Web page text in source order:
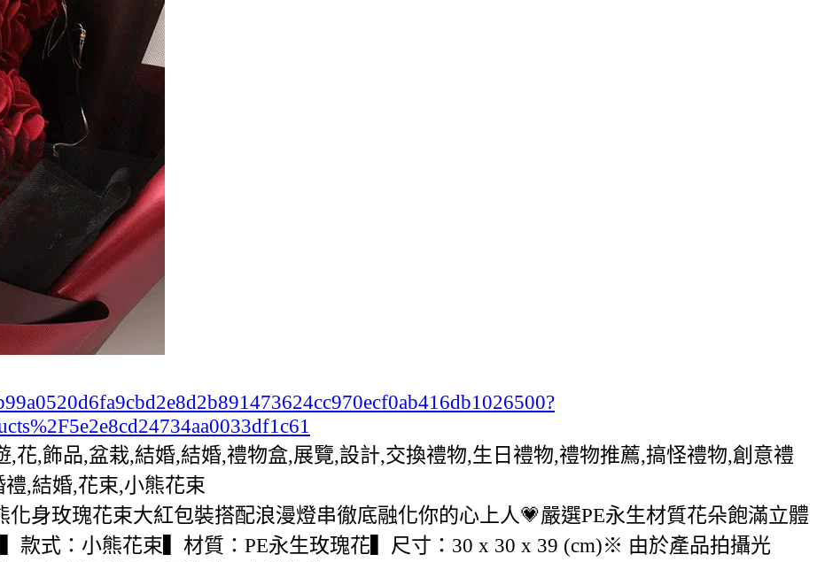
,花,飾品,盆栽,結婚,結婚,禮物盒,展覽,設計,交換禮物,生日禮物,禮物推薦,搞怪禮物,創意禮
,結婚,花束,小熊花束
身玫瑰花束大紅包裝搭配浪漫燈串徹底融化你的心上人💗嚴選PE永生材質花朵飽滿立體
款式：小熊花束▍材質：PE永生玫瑰花▍尺寸：30 x 30 x 39 (cm)※ 由於產品拍攝光